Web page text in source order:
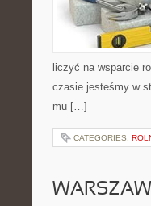
liczyć na wsparcie
czasie jesteśmy w
mu […]
CATEGORIES: